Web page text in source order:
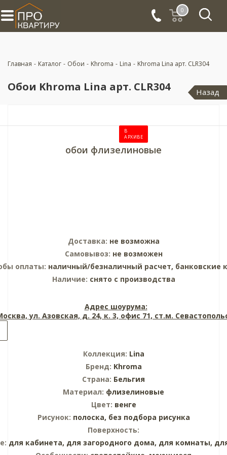
0
Главная - Каталог - Обои - Khroma - Lina - Khroma Lina арт. CLR304
Обои Khroma Lina арт. CLR304 Назад
В
АРХИВЕ
обои флизелиновые
Доставка: не возможна
Самовывоз: не возможен
оплаты: наличный/безналичный расчет, банковские
Наличие: снято с производства
Адрес шоурума:
ул. Азовская, д. 24, к. 3, офис 71, ст.м.
Коллекция: Lina
Бренд: Khroma
Страна: Бельгия
Материал: флизелиновые
Цвет: венге
Рисунок: полоска, без подбора рисунка
Поверхность:
для кабинета, для загородного дома, для комнаты,